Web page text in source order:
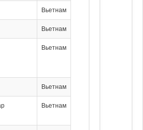
Вьетнам
Вьетнам
Вьетнам
Вьетнам
Вьетнам